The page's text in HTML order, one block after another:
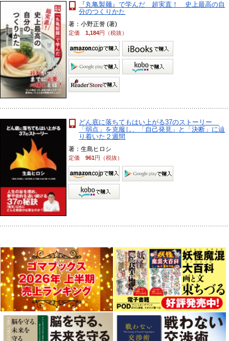
『丸亀製麺』で学んだ 超実直！ 史上最高の自
分のつくりかた
著：小野正誉 (著)
定価1,184円（税抜）
どん底に落ちてもはい上がる37のストーリー
「弱点」を克服し、「自己発見」と「決断」に辿
り着いた２週間
著：生島ヒロシ
定価961円（税抜）